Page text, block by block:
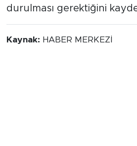
durulması gerektiğini
Kaynak: HABER MERKEZİ